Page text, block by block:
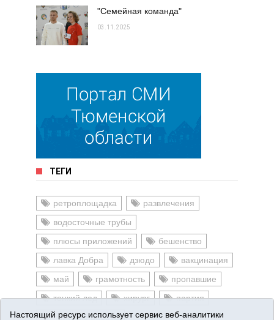
"Семейная команда"
03.11.2025
ТЕГИ
ретроплощадка
развлечения
водосточные трубы
плюсы приложений
бешенство
лавка Добра
дзюдо
вакцинация
май
грамотность
пропавшие
тонкий лед
хирург
партия
полевые работы
Настоящий ресурс использует сервис веб-аналитики